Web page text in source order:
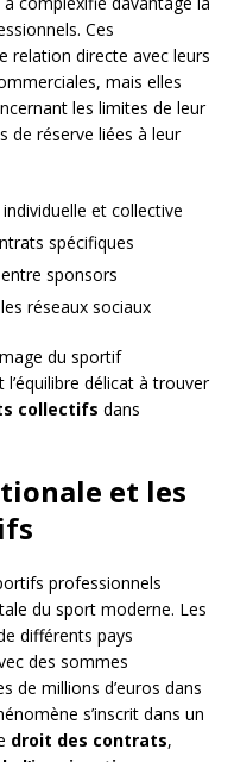
Ces
relation directe avec leurs
mais elles
les limites de leur
de réserve liées à leur
et collective
spécifiques
sponsors
réseaux sociaux
du sportif
délicat à trouver
collectifs dans
et les
professionnels
du sport moderne. Les
différents pays
des sommes
de millions d’euros dans
s’inscrit dans un
droit des contrats,